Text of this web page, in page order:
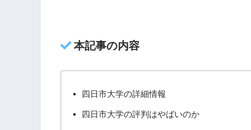
本記事の内容
四日市大学の詳細情報
四日市大学の評判はやばいのか